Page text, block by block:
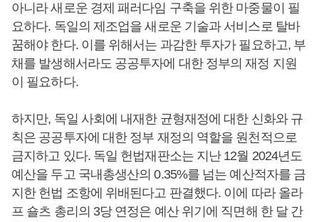
아니라 새로운 경제 패러다임 구축을 위한 마중물이 필
요하다. 독일의 제조업을 새로운 기술과 서비스로 탈바
꿈해야 한다. 이를 위해서는 과감한 투자가 필요하고, 부
채를 발생해서라도 공공투자에 대한 정부의 재정 지원
이 필요하다.
하지만, 독일 사회에 내재한 균형재정에 대한 신화와 규
칙은 공공투자에 대한 정부 재정의 역할을 원천적으로
금지하고 있다. 독일 헌법재판소는 지난 12월 2024년도
예산을 두고 국내총생산의 0.35%를 넘는 예산적자를 금
지한 헌법 조항에 위배된다고 판결했다. 이에 따라 올라
프 숄츠 총리의 3당 연정은 예산 위기에 직면해 한 달 간